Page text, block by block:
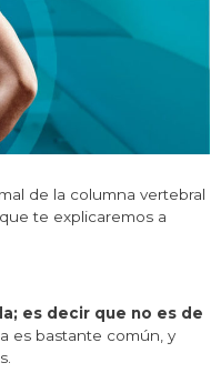
de la columna vertebral
te explicaremos a
es decir que no es de
es bastante común, y